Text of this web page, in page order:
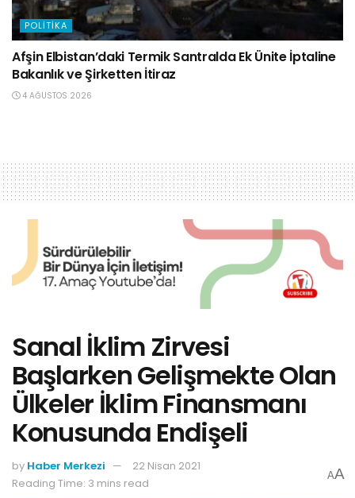
POLITIKA
Afşin Elbistan’daki Termik Santralda Ek Ünite İptaline
Bakanlık ve Şirketten İtiraz
4 AĞUSTOS 2026
Sanal İklim Zirvesi
Başlarken Gelişmekte Olan
Ülkeler İklim Finansmanı
Konusunda Endişeli
by Haber Merkezi
22 Nisan 2021
Reading Time: 3 mins read
AA